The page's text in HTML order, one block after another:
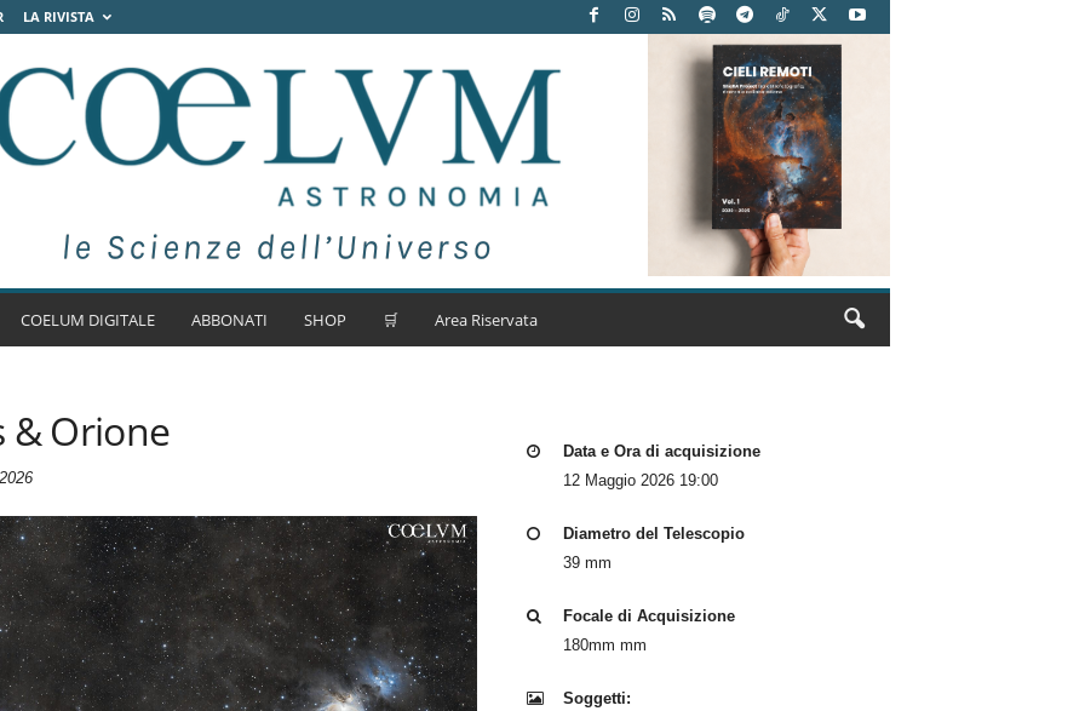
LA RIVISTA
COELUM DIGITALE ABBONATI SHOP 🛒 Area Riservata
& Orione
Data e Ora di acquisizione
12 Maggio 2026 19:00
Diametro del Telescopio
39 mm
Focale di Acquisizione
180mm mm
Soggetti: